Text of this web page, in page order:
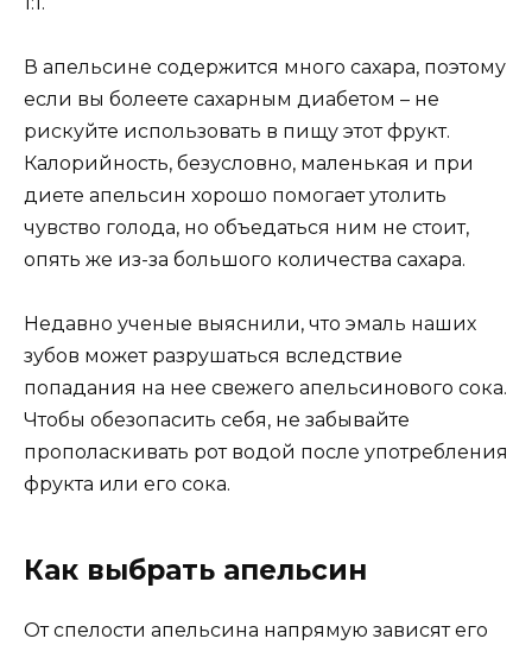
В апельсине содержится много сахара, поэтому
если вы болеете сахарным диабетом – не
рискуйте использовать в пищу этот фрукт.
Калорийность, безусловно, маленькая и при
диете апельсин хорошо помогает утолить
чувство голода, но объедаться ним не стоит,
опять же из-за большого количества сахара.
Недавно ученые выяснили, что эмаль наших
зубов может разрушаться вследствие
попадания на нее свежего апельсинового сока.
Чтобы обезопасить себя, не забывайте
прополаскивать рот водой после употребления
фрукта или его сока.
Как выбрать апельсин
От спелости апельсина напрямую зависят его